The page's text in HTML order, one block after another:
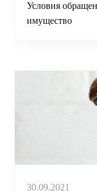
Условия
имущество
30.09.2021